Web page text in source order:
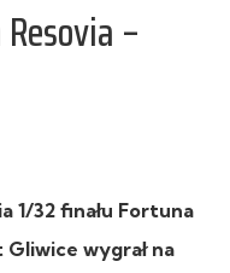
–
1/32 finału Fortuna
wygrał na